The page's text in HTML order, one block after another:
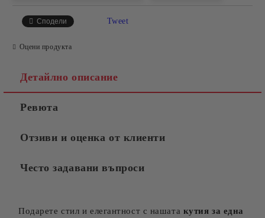
Сподели Tweet
Оцени продукта
Детайлно описание
Ревюта
Отзиви и оценка от клиенти
Често задавани въпроси
Подарете стил и елегантност с нашата кутия за една